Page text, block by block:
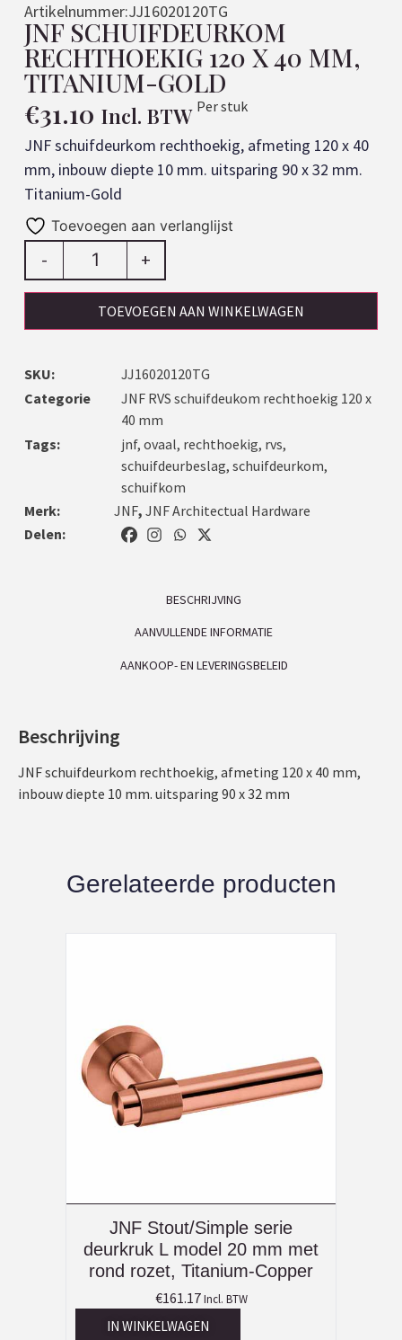
Artikelnummer:JJ16020120TG
JNF SCHUIFDEURKOM
RECHTHOEKIG 120 X 40 MM,
TITANIUM-GOLD
€31.10 Incl. BTW Per stuk
JNF schuifdeurkom rechthoekig, afmeting 120 x 40
mm, inbouw diepte 10 mm. uitsparing 90 x 32 mm.
Titanium-Gold
Toevoegen aan verlanglijst
- +
TOEVOEGEN AAN WINKELWAGEN
SKU:
JJ16020120TG
Categorie
JNF RVS schuifdeukom rechthoekig 120 x
40 mm
Tags:
jnf, ovaal, rechthoekig, rvs,
schuifdeurbeslag, schuifdeurkom,
schuifkom
Merk:
JNF, JNF Architectual Hardware
Delen:
BESCHRIJVING
AANVULLENDE INFORMATIE
AANKOOP- EN LEVERINGSBELEID
Beschrijving
JNF schuifdeurkom rechthoekig, afmeting 120 x 40 mm,
inbouw diepte 10 mm. uitsparing 90 x 32 mm
Gerelateerde producten
JNF Stout/Simple serie
deurkruk L model 20 mm met
rond rozet, Titanium-Copper
€161.17 Incl. BTW
IN WINKELWAGEN